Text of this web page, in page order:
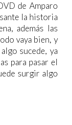
de Amparo
la historia
además las
vaya bien, y
sucede, ya
para pasar el
surgir algo